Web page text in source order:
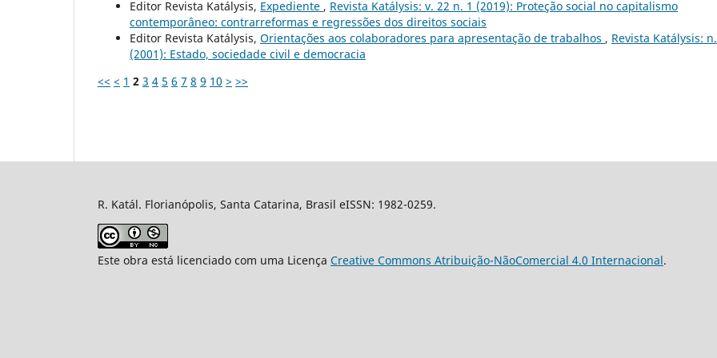
Editor Revista Katálysis, Expediente , Revista Katálysis: v. 22 n. 1 (2019): Proteção social no capitalismo
contemporâneo: contrarreformas e regressões dos direitos sociais
Editor Revista Katálysis, Orientações aos colaboradores para apresentação de trabalhos , Revista Katálysis:
(2001): Estado, sociedade civil e democracia
<< < 1 2 3 4 5 6 7 8 9 10 > >>
R. Katál. Florianópolis, Santa Catarina, Brasil eISSN: 1982-0259.
Este obra está licenciado com uma Licença Creative Commons Atribuição-NãoComercial 4.0 Internacional.